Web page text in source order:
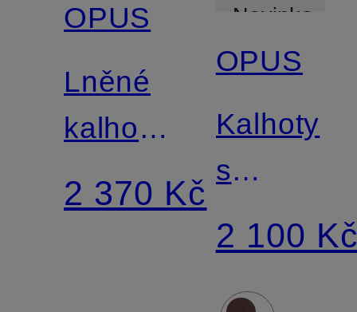
OPUS
Lněné
kalhoty
MILENI
2 370 Kč
Novinka
OPUS
Kalhoty
s
MAROU
2 100